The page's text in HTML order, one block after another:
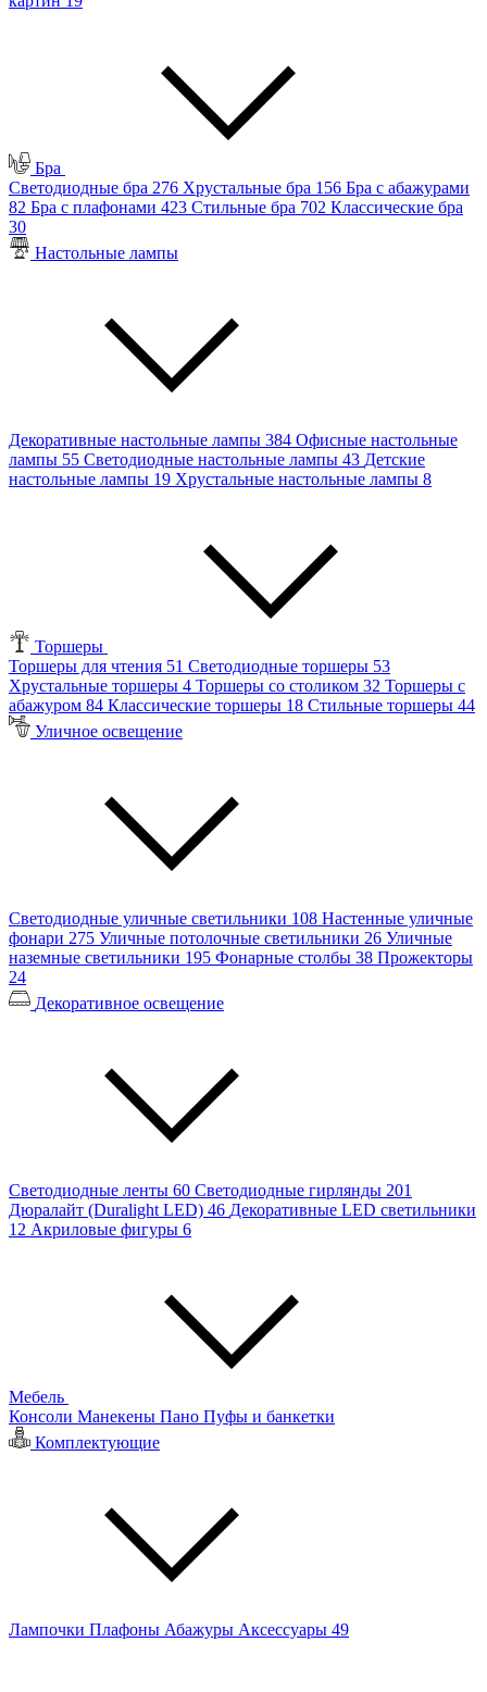
Бра
Светодиодные бра 276 Хрустальные бра 156 Бра с абажурами
82 Бра с плафонами 423 Стильные бра 702 Классические бра
30
Настольные лампы
Декоративные настольные лампы 384 Офисные настольные
лампы 55 Светодиодные настольные лампы 43 Детские
настольные лампы 19 Хрустальные настольные лампы 8
Торшеры
Торшеры для чтения 51 Светодиодные торшеры 53
Хрустальные торшеры 4 Торшеры со столиком 32 Торшеры с
абажуром 84 Классические торшеры 18 Стильные торшеры 44
Уличное освещение
Светодиодные уличные светильники 108 Настенные уличные
фонари 275 Уличные потолочные светильники 26 Уличные
наземные светильники 195 Фонарные столбы 38 Прожекторы
24
Декоративное освещение
Светодиодные ленты 60 Светодиодные гирлянды 201
Дюралайт (Duralight LED) 46 Декоративные LED светильники
12 Акриловые фигуры 6
Мебель
Консоли Манекены Пано Пуфы и банкетки
Комплектующие
Лампочки Плафоны Абажуры Аксессуары 49